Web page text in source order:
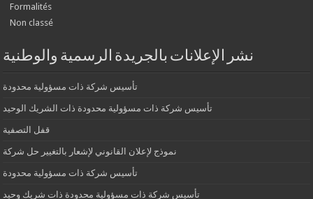
Formalités
Non classé
نشر الإعلانات بالجريدة الرسمية والوطنية
تأسيس شركة ذات مسؤولية محدودة
تأسيس شركة ذات مسؤولية محدودة ذات الشريك الوحيد
قفل التصفية
نموذج لإعلان القانوني لإشعار بالتغيير حل شركة
تأسيس شركة ذات مسؤولية محدودة
تأسيس شركة ذات مسؤولية محدودة ذات شريك وحيد